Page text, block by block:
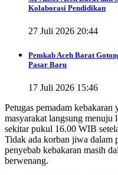
Kolaborasi Pendidikan
27 Juli 2026 20:44
Pemkab Aceh Barat
Pasar Baru
17 Juli 2026 15:46
Petugas pemadam
masyarakat langsung menuju
sekitar pukul 16.00 WIB
Tidak ada korban jiwa dalam
penyebab kebakaran masih
berwenang.